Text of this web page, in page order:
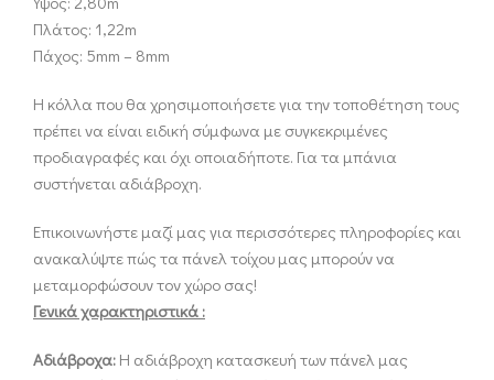
Πλάτος: 1,22m
Πάχος: 5mm – 8mm
Η κόλλα που θα χρησιμοποιήσετε για την τοποθέτηση τους
πρέπει να είναι ειδική σύμφωνα με συγκεκριμένες
προδιαγραφές και όχι οποιαδήποτε. Για τα μπάνια
συστήνεται αδιάβροχη.
Επικοινωνήστε μαζί μας για περισσότερες πληροφορίες και
ανακαλύψτε πώς τα πάνελ τοίχου μας μπορούν να
μεταμορφώσουν τον χώρο σας!
Γενικά χαρακτηριστικά :
Αδιάβροχα: Η αδιάβροχη κατασκευή των πάνελ μας